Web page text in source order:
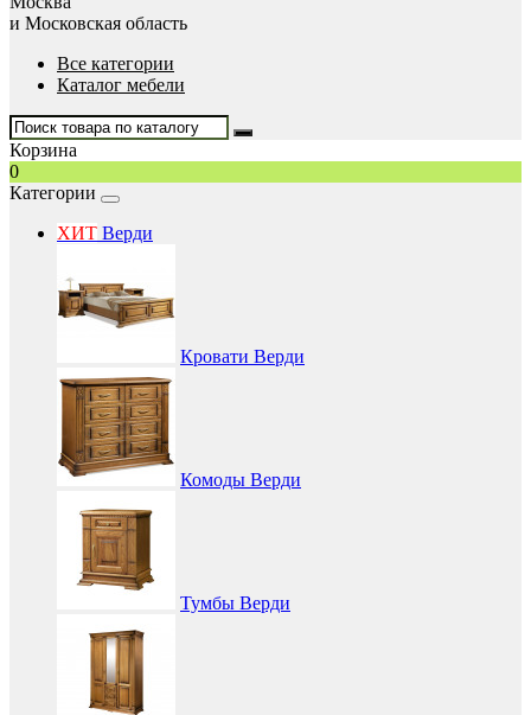
и Московская область
Все категории
Каталог мебели
Корзина
0
Категории
ХИТ Верди
Кровати Верди
Комоды Верди
Тумбы Верди